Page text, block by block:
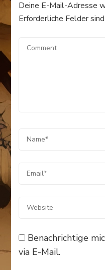
Deine E-Mail-Adresse
Erforderliche Felder
Benachrichtige
via E-Mail.